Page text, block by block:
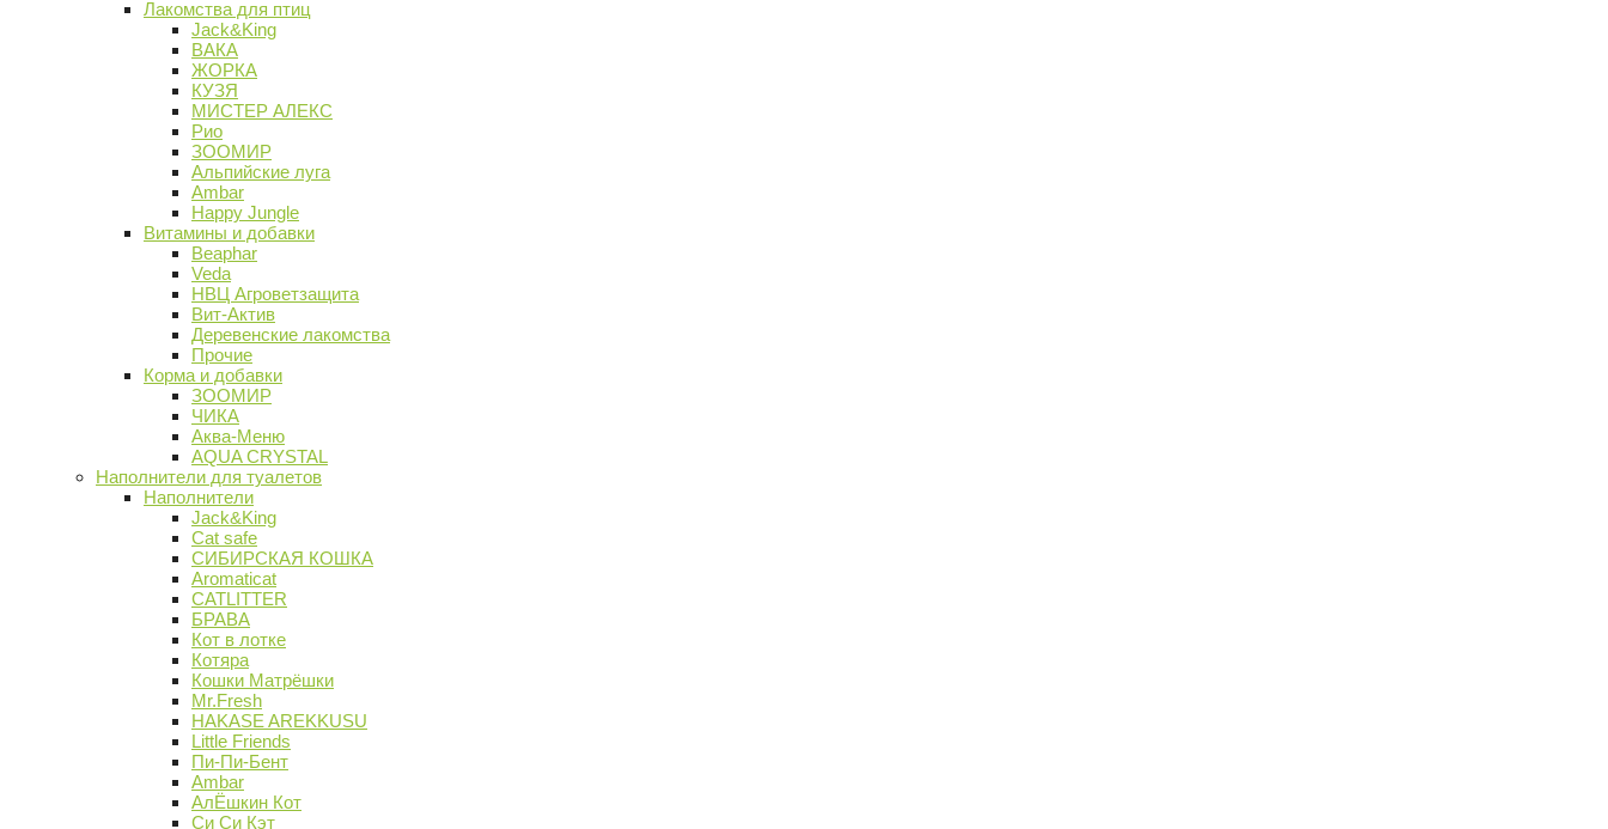
Лакомства для птиц
Jack&King
ВАКА
ЖОРКА
КУЗЯ
МИСТЕР АЛЕКС
Рио
ЗООМИР
Альпийские луга
Ambar
Happy Jungle
Витамины и добавки
Beaphar
Veda
НВЦ Агроветзащита
Вит-Актив
Деревенские лакомства
Прочие
Корма и добавки
ЗООМИР
ЧИКА
Аква-Меню
AQUA CRYSTAL
Наполнители для туалетов
Наполнители
Jack&King
Cat safe
СИБИРСКАЯ КОШКА
Aromaticat
CATLITTER
БРАВА
Кот в лотке
Котяра
Кошки Матрёшки
Mr.Fresh
HAKASE AREKKUSU
Little Friends
Пи-Пи-Бент
Ambar
АлЁшкин Кот
Си Си Кэт